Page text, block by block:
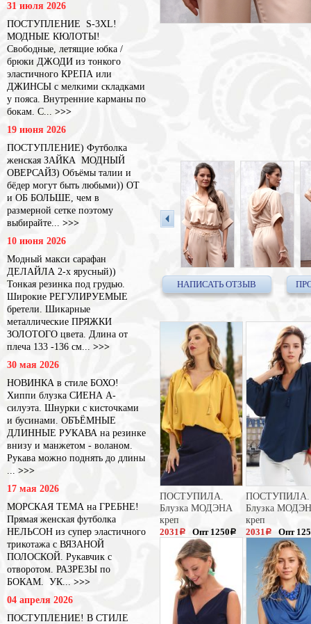
31 июля 2026
ПОСТУПЛЕНИЕ S-3XL!
МОДНЫЕ КЮЛОТЫ!
Свободные, летящие юбка /
брюки ДЖОДИ из тонкого
эластичного КРЕПА или
ДЖИНСЫ с мелкими складками
у пояса. Внутренние карманы по
бокам. С... >>>
19 июня 2026
ПОСТУПЛЕНИЕ) Футболка
женская ЗАЙКА МОДНЫЙ
ОВЕРСАЙЗ) Объёмы талии и
бёдер могут быть любыми)) ОТ
и ОБ БОЛЬШЕ, чем в
размерной сетке поэтому
выбирайте... >>>
10 июня 2026
Модный макси сарафан
ДЕЛАЙЛА 2-х ярусный))
Тонкая резинка под грудью.
Широкие РЕГУЛИРУЕМЫЕ
бретели. Шикарные
металлические ПРЯЖКИ
ЗОЛОТОГО цвета. Длина от
плеча 133 -136 см... >>>
30 мая 2026
НОВИНКА в стиле БОХО!
Хиппи блузка СИЕНА А-
силуэта. Шнурки с кисточками
и бусинами. ОБЪЁМНЫЕ
ДЛИННЫЕ РУКАВА на резинке
внизу и манжетом - воланом.
Рукава можно поднять до длины
... >>>
17 мая 2026
МОРСКАЯ ТЕМА на ГРЕБНЕ!
Прямая женская футболка
НЕЛЬСОН из супер эластичного
трикотажа с ВЯЗАНОЙ
ПОЛОСКОЙ. Рукавчик с
отворотом. РАЗРЕЗЫ по
БОКАМ. УК... >>>
04 апреля 2026
ПОСТУПЛЕНИЕ! В СТИЛЕ
НАПИСАТЬ ОТЗЫВ
ПОСТУПИЛА.
Блузка МОДЭНА
креп
2031 a
a
Опт 1250 a
ПОСТУПИЛА.
Блузка
креп
2031 a Опт